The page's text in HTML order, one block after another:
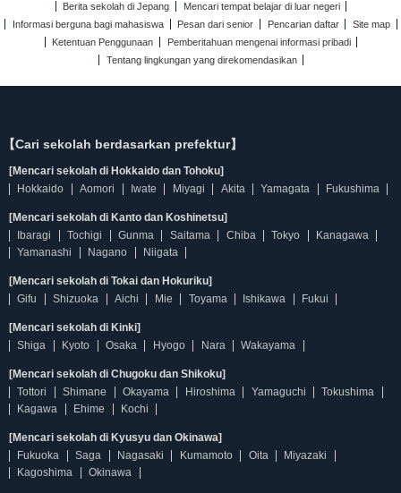
Berita sekolah di Jepang
Mencari tempat belajar di luar negeri
Informasi berguna bagi mahasiswa
Pesan dari senior Pencarian daftar
Site map
Ketentuan Penggunaan
Pemberitahuan mengenai informasi pribadi
Tentang lingkungan yang direkomendasikan
【Cari sekolah berdasarkan prefektur】
[Mencari sekolah di Hokkaido dan Tohoku]
Hokkaido
Aomori Iwate Miyagi Akita Yamagata Fukushima
[Mencari sekolah di Kanto dan Koshinetsu]
Ibaragi
Tochigi Gunma Saitama Chiba Tokyo
Kanagawa
Yamanashi
Nagano Niigata
[Mencari sekolah di Tokai dan Hokuriku]
Gifu
Shizuoka Aichi Mie Toyama Ishikawa Fukui
[Mencari sekolah di Kinki]
Shiga
Kyoto Osaka Hyogo Nara Wakayama
[Mencari sekolah di Chugoku dan Shikoku]
Tottori
Shimane Okayama Hiroshima Yamaguchi
Tokushima
Kagawa
Ehime Kochi
[Mencari sekolah di Kyusyu dan Okinawa]
Fukuoka
Saga Nagasaki Kumamoto Oita
Miyazaki
Kagoshima
Okinawa